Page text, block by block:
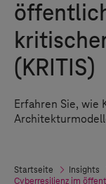
(KRITIS)
Erfahren Sie, wie
Startseite Insights
Cyberresilienz im